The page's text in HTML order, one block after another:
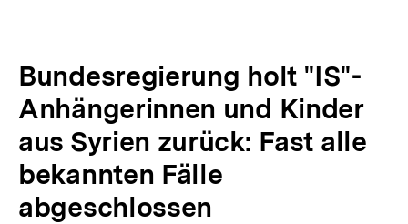
Bundesregierung holt "IS"-
Anhängerinnen und Kinder
aus Syrien zurück: Fast alle
bekannten Fälle
abgeschlossen